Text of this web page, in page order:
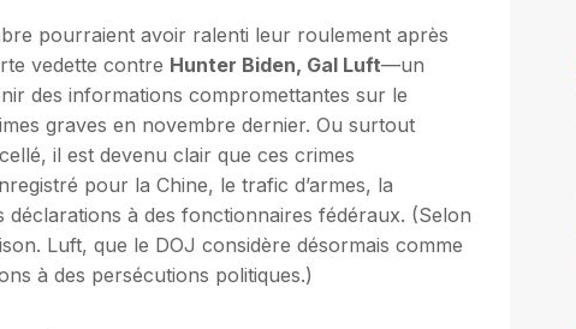
pourraient avoir ralenti leur roulement après
vedette contre Hunter Biden, Gal Luft—un
des informations compromettantes sur le
graves en novembre dernier. Ou surtout
il est devenu clair que ces crimes
pour la Chine, le trafic d’armes, la
à des fonctionnaires fédéraux. (Selon
Luft, que le DOJ considère désormais comme
à des persécutions politiques.)